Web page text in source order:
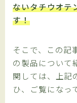
ないタチウオテ
す！
そこで、この記
の製品について
関しては、上記
ひ、ご覧になっ